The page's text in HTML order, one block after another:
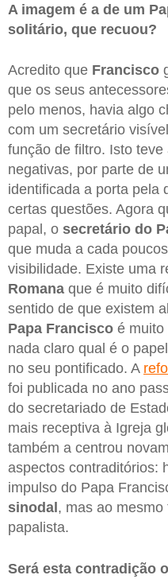
A imagem é a de um
solitário, que recuou?
Acredito que Francisco
que os seus
pelo menos, havia algo
com um secretário
função de filtro. Isto
negativas, por parte de
identificada a porta pela
certas questões. Agora
papal, o secretário do
que muda a cada
visibilidade. Existe uma
Romana que é muito
sentido de que existem
Papa Francisco é muito
nada claro qual é o
no seu pontificado. A
foi publicada no ano
do secretariado de
mais receptiva à Igreja
também a centrou
aspectos contraditórios:
impulso do Papa
sinodal , mas ao
papalista.
Será esta contradição